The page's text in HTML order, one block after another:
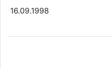
16.09.1998